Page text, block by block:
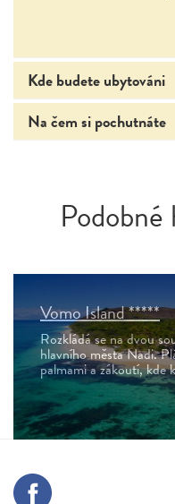
Kde budete ubytováni
Na čem si pochutnáte
Vomo Island *****
Rozkládá se na dvou
hlavního města Nadi.
palmami a zákoutí, kde